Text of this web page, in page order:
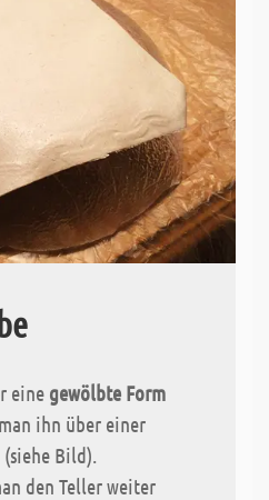
eine gewölbte Form
ihn über einer
(siehe Bild).
den Teller weiter